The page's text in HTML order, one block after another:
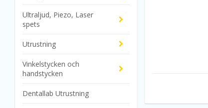
Ultraljud, Piezo, Laser
spets
Utrustning
Vinkelstycken och
handstycken
Dentallab Utrustning